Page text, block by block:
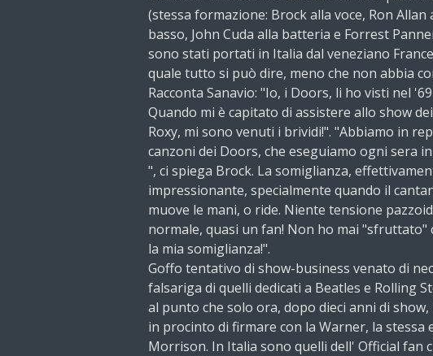
(stessa formazione: Brock alla voce, Ron Allan
basso, John Cuda alla batteria e Forrest
sono stati portati in Italia dal veneziano
quale tutto si può dire, meno che non abbia
Racconta Sanavio: "Io, i Doors, li ho visti nel
Quando mi è capitato di assistere allo show
Roxy, mi sono venuti i brividi!". "Abbiamo in
canzoni dei Doors, che eseguiamo ogni sera
", ci spiega Brock. La somiglianza,
impressionante, specialmente quando il
muove le mani, o ride. Niente tensione
normale, quasi un fan! Non ho mai "sfruttato"
la mia somiglianza!".
Goffo tentativo di show-business venato di
falsariga di quelli dedicati a Beatles e Rolling
al punto che solo ora, dopo dieci anni di show,
in procinto di firmare con la Warner, la stessa
Morrison. In Italia sono quelli dell' Official fan